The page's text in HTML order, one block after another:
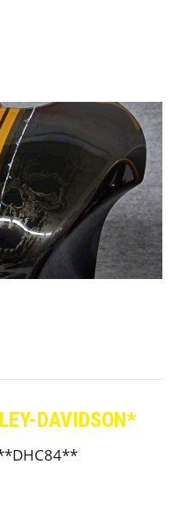
DAVIDSON*